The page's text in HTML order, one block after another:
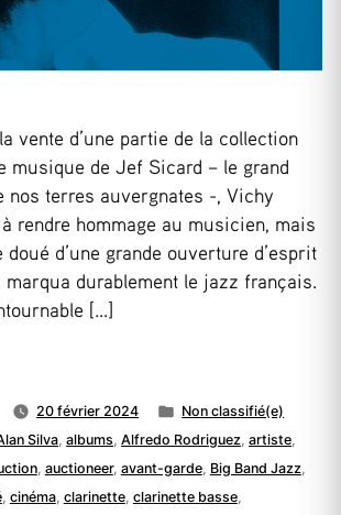
vente d’une partie de la collection
musique de Jef Sicard – le grand
nos terres auvergnates -, Vichy
rendre hommage au musicien, mais
doué d’une grande ouverture d’esprit
marqua durablement le jazz français.
[…]
20 février 2024
Publié
dans
Non classifié(e)
Silva ,albums ,Alfredo Rodriguez ,artiste
, auctioneer, avant-garde, Big Band Jazz
, cinéma, clarinette, clarinette basse,